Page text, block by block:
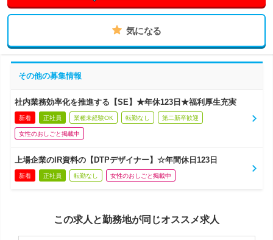
気になる
その他の募集情報
社内業務効率化を推進する【SE】★年休123日★福利厚生充実
新着 正社員 業種未経験OK 転勤なし 第二新卒歓迎
女性のおしごと掲載中
上場企業のIR資料の【DTPデザイナー】☆年間休日123日
新着 正社員 転勤なし 女性のおしごと掲載中
この求人と勤務地が同じオススメ求人